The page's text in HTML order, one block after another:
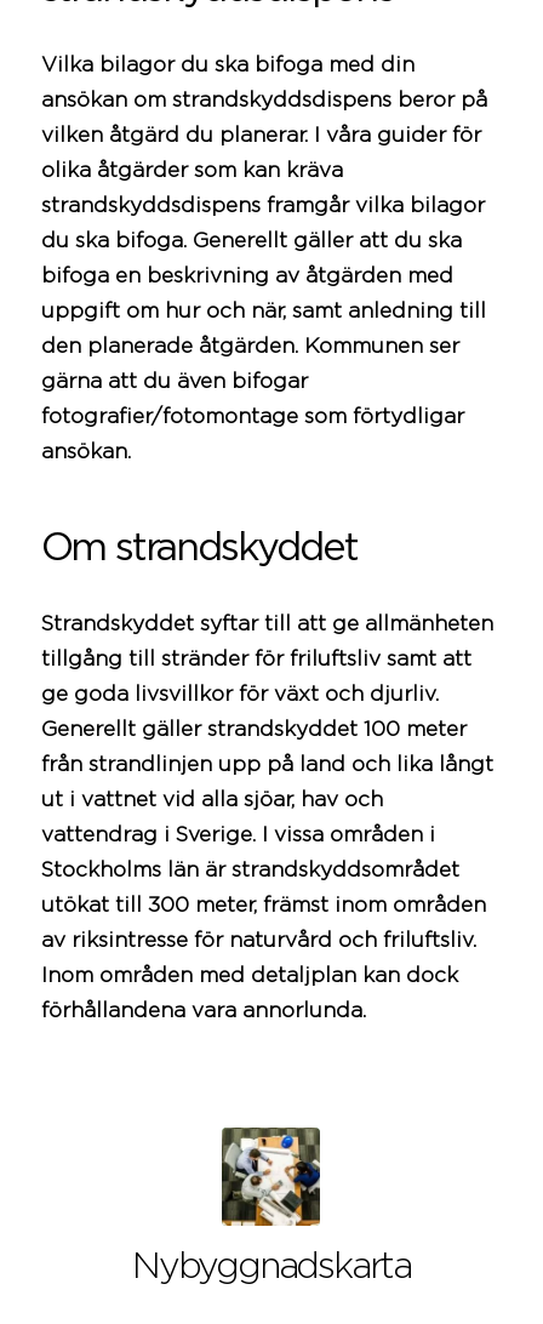
Vilka bilagor du ska bifoga med din
ansökan om strandskyddsdispens beror på
vilken åtgärd du planerar. I våra guider för
olika åtgärder som kan kräva
strandskyddsdispens framgår vilka bilagor
du ska bifoga. Generellt gäller att du ska
bifoga en beskrivning av åtgärden med
uppgift om hur och när, samt anledning till
den planerade åtgärden. Kommunen ser
gärna att du även bifogar
fotografier/fotomontage som förtydligar
ansökan.
Om strandskyddet
Strandskyddet syftar till att ge allmänheten
tillgång till stränder för friluftsliv samt att
ge goda livsvillkor för växt och djurliv.
Generellt gäller strandskyddet 100 meter
från strandlinjen upp på land och lika långt
ut i vattnet vid alla sjöar, hav och
vattendrag i Sverige. I vissa områden i
Stockholms länär strandskyddsområdet
utökat till 300 meter, främst inom områden
av riksintresse för naturvård och friluftsliv.
Inom områden med detaljplankan dock
förhållandena vara annorlunda.
Nybyggnadskarta